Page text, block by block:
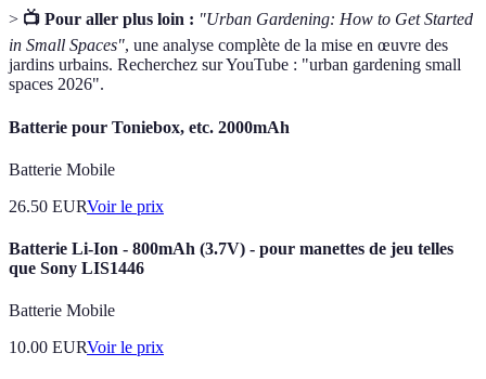
> 📺 Pour aller plus loin : "Urban Gardening: How to Get Started
in Small Spaces", une analyse complète de la mise en œuvre des
jardins urbains. Recherchez sur YouTube : "urban gardening small
spaces 2026".
Batterie pour Toniebox, etc. 2000mAh
Batterie Mobile
26.50 EURVoir le prix
Batterie Li-Ion - 800mAh (3.7V) - pour manettes de jeu telles
que Sony LIS1446
Batterie Mobile
10.00 EURVoir le prix